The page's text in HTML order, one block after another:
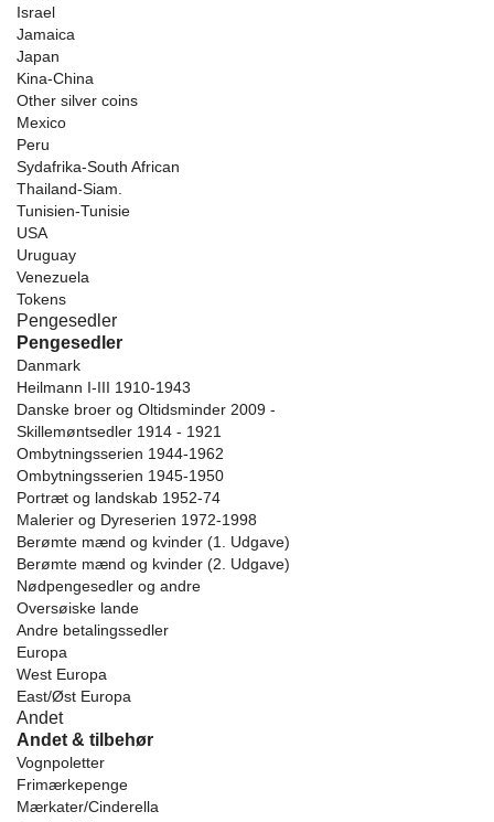
Israel
Jamaica
Japan
Kina-China
Other silver coins
Mexico
Peru
Sydafrika-South African
Thailand-Siam.
Tunisien-Tunisie
USA
Uruguay
Venezuela
Tokens
Pengesedler
Pengesedler
Danmark
Heilmann I-III 1910-1943
Danske broer og Oltidsminder 2009 -
Skillemøntsedler 1914 - 1921
Ombytningsserien 1944-1962
Ombytningsserien 1945-1950
Portræt og landskab 1952-74
Malerier og Dyreserien 1972-1998
Berømte mænd og kvinder (1. Udgave)
Berømte mænd og kvinder (2. Udgave)
Nødpengesedler og andre
Oversøiske lande
Andre betalingssedler
Europa
West Europa
East/Øst Europa
Andet
Andet & tilbehør
Vognpoletter
Frimærkepenge
Mærkater/Cinderella